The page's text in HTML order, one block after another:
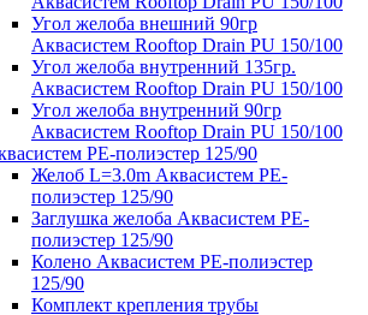
Угол желоба внешний 90гр
Аквасистем Rooftop Drain PU 150/100
Угол желоба внутренний 135гр.
Аквасистем Rooftop Drain PU 150/100
Угол желоба внутренний 90гр
Аквасистем Rooftop Drain PU 150/100
PE-полиэстер 125/90
Желоб L=3.0m Аквасистем PE-
полиэстер 125/90
Заглушка желоба Аквасистем PE-
полиэстер 125/90
Колено Аквасистем PE-полиэстер
125/90
Комплект крепления трубы